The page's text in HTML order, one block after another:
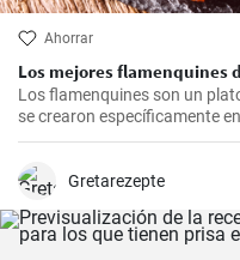
Ahorrar
Los mejores flamenquines
Los flamenquines son un
se crearon específicamente
rollitos de jamón serrano y
como tapas y son
Gretarezepte